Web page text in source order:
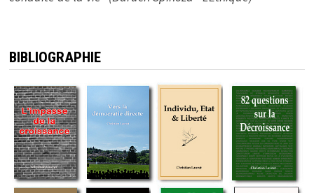
BIBLIOGRAPHIE